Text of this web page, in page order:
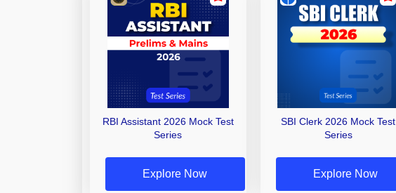
RBI Assistant 2026 Mock Test
Series
Explore Now
SBI Clerk 2026 Mock Test
Series
Explore Now